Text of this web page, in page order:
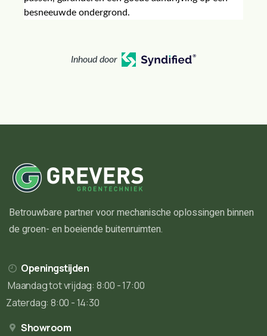
besneeuwde ondergrond.
Inhoud door
Betrouwbare partner voor mechanische oplossingen binnen
de groen- en boeiende buitenruimten.
Openingstijden
Maandag tot vrijdag: 8:00 - 17:00
Zaterdag: 8:00 - 14:30
Showroom